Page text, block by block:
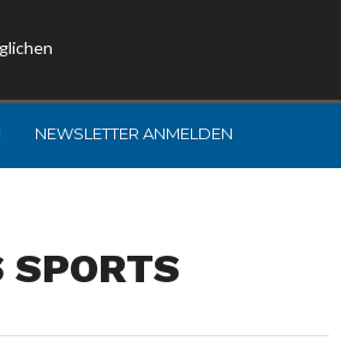
NEWSLETTER ANMELDEN
SPORTS